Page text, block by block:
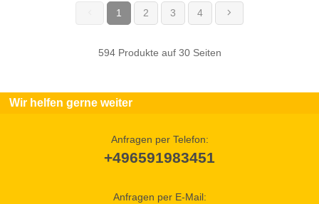
1 (current)
2 3 4
594 Produkte auf 30 Seiten
Wir helfen gerne weiter
Anfragen per Telefon:
+496591983451
Anfragen per E-Mail: